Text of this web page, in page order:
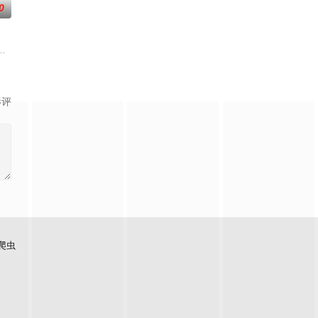
由他们面
跃成为人上人时，他却发现自己既没有任何修行
不料就此重踏仙武之路，再战帝尊之道！
幽幽,孙睿扬,金弦,李兰陵,杨昕燃,沈依杭,许潇文
虫